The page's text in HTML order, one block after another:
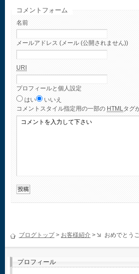
コメントフォーム
名前
メールアドレス (メール (公開されません))
URI
プロフィールと個人設定
はい
いいえ
コメント スタイル指定用の一部の HTMLタグ
ブログトップ> お客様紹介 > おめでとう
プロフィール